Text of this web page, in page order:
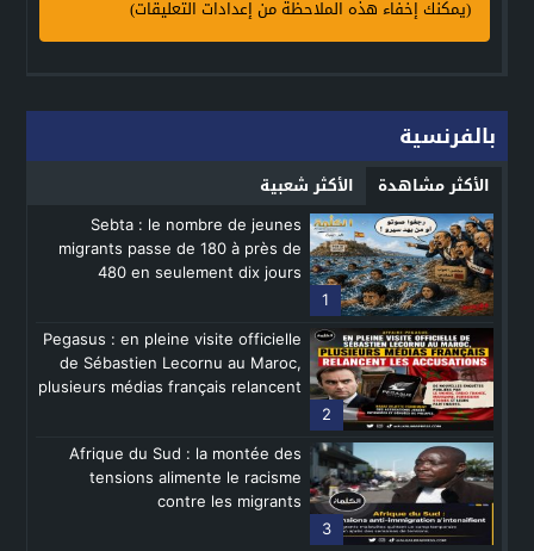
(يمكنك إخفاء هذه الملاحظة من إعدادات التعليقات)
بالفرنسية
الأكثر مشاهدة الأكثر شعبية
1
Sebta : le nombre de jeunes
migrants passe de 180 à près de
480 en seulement dix jours
2
Pegasus : en pleine visite officielle
de Sébastien Lecornu au Maroc,
plusieurs médias français relancent
3
Afrique du Sud : la montée des
tensions alimente le racisme
contre les migrants